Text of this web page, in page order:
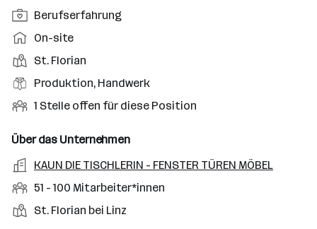
t
e
l
u
n
s
r
t
e
h
a
l
t
P
o
i
t
i
n
e
b
n
Berufserfahrung
A
r
b
e
i
s
m
o
d
e
On-site
D
i
n
t
o
t
St. Florian
B
e
u
s
f
l
Produktion, Handwerk
O
f
n
e
S
1 Stelle offen für diese Position
Über das Unternehmen
A
r
e
KAUN DIE TISCHLERIN - FENSTER TÜREN MÖBEL
M
i
t
51 - 100 Mitarbeiter*innen
S
St. Florian bei Linz